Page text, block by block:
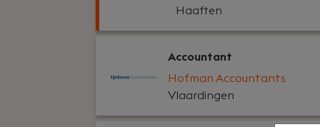
Haaften
Accountant
Hofman Accountants
Vlaardingen